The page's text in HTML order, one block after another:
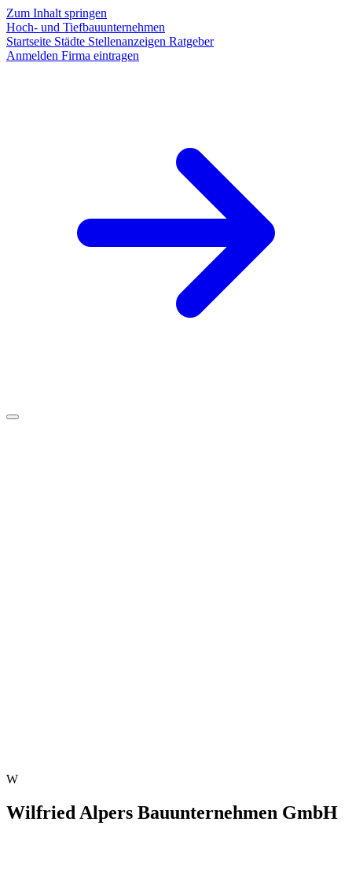
Zum Inhalt springen
Hoch- und Tiefbauunternehmen
Startseite Städte Stellenanzeigen Ratgeber
Anmelden Firma eintragen
W
Wilfried Alpers Bauunternehmen GmbH